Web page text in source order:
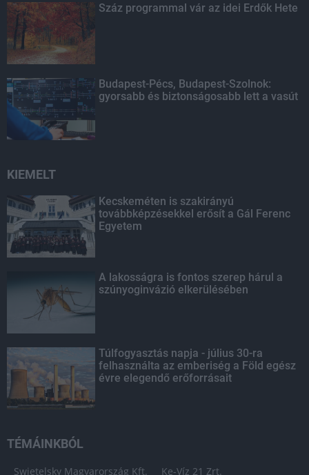
Száz programmal vár az idei Erdők Hete
Budapest-Pécs, Budapest-Szolnok:
gyorsabb és biztonságosabb lett a vasút
KIEMELT
Kecskeméten is szakirányú
továbbképzésekkel erősít a Gál Ferenc
Egyetem
A lakosságra is fontos szerep hárul a
szúnyoginvázió elkerülésében
Túlfogyasztás napja - július 30-ra
felhasználta az emberiség a Föld egész
évre elegendő erőforrásait
TÉMÁINKBÓL
Swietelsky Magyarország Kft. Ke-Víz 21 Zrt.